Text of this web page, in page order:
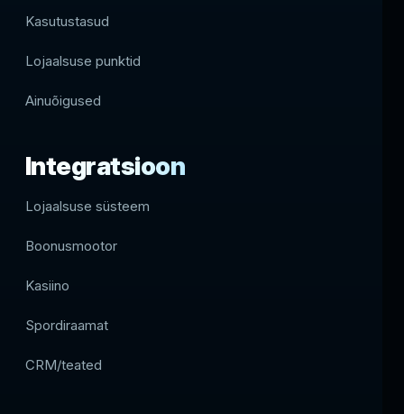
Kasutustasud
Lojaalsuse punktid
Ainuõigused
Integratsioon
Lojaalsuse süsteem
Boonusmootor
Kasiino
Spordiraamat
CRM/teated